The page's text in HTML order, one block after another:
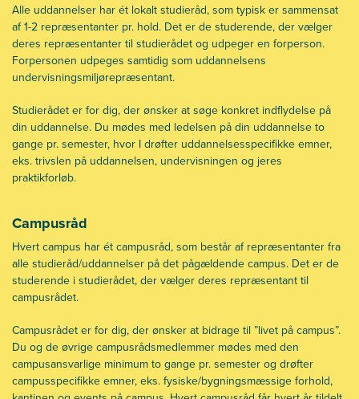
Alle uddannelser har ét lokalt studieråd, som typisk er sammensat
af 1-2 repræsentanter pr. hold. Det er de studerende, der vælger
deres repræsentanter til studierådet og udpeger en forperson.
Forpersonen udpeges samtidig som uddannelsens
undervisningsmiljørepræsentant.
Studierådet er for dig, der ønsker at søge konkret indflydelse på
din uddannelse. Du mødes med ledelsen på din uddannelse to
gange pr. semester, hvor I drøfter uddannelsesspecifikke emner,
eks. trivslen på uddannelsen, undervisningen og jeres
praktikforløb.
Campusråd
Hvert campus har ét campusråd, som består af repræsentanter fra
alle studieråd/uddannelser på det pågældende campus. Det er de
studerende i studierådet, der vælger deres repræsentant til
campusrådet.
Campusrådet er for dig, der ønsker at bidrage til ”livet på campus”.
Du og de øvrige campusrådsmedlemmer mødes med den
campusansvarlige minimum to gange pr. semester og drøfter
campusspecifikke emner, eks. fysiske/bygningsmæssige forhold,